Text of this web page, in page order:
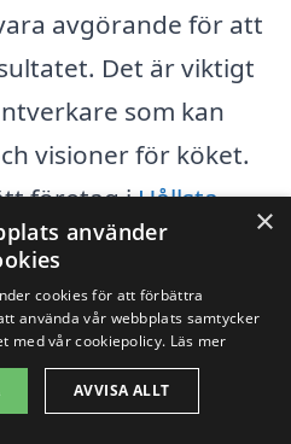
avgörande för att
Det är viktigt
som kan
visioner för köket.
företag iHållsta,
städer där du
Hållsta där du
för din
×
använder
cookies för att förbättra
använda vår webbplats samtycker
med vår cookiepolicy. Läs mer
AVVISA ALLT